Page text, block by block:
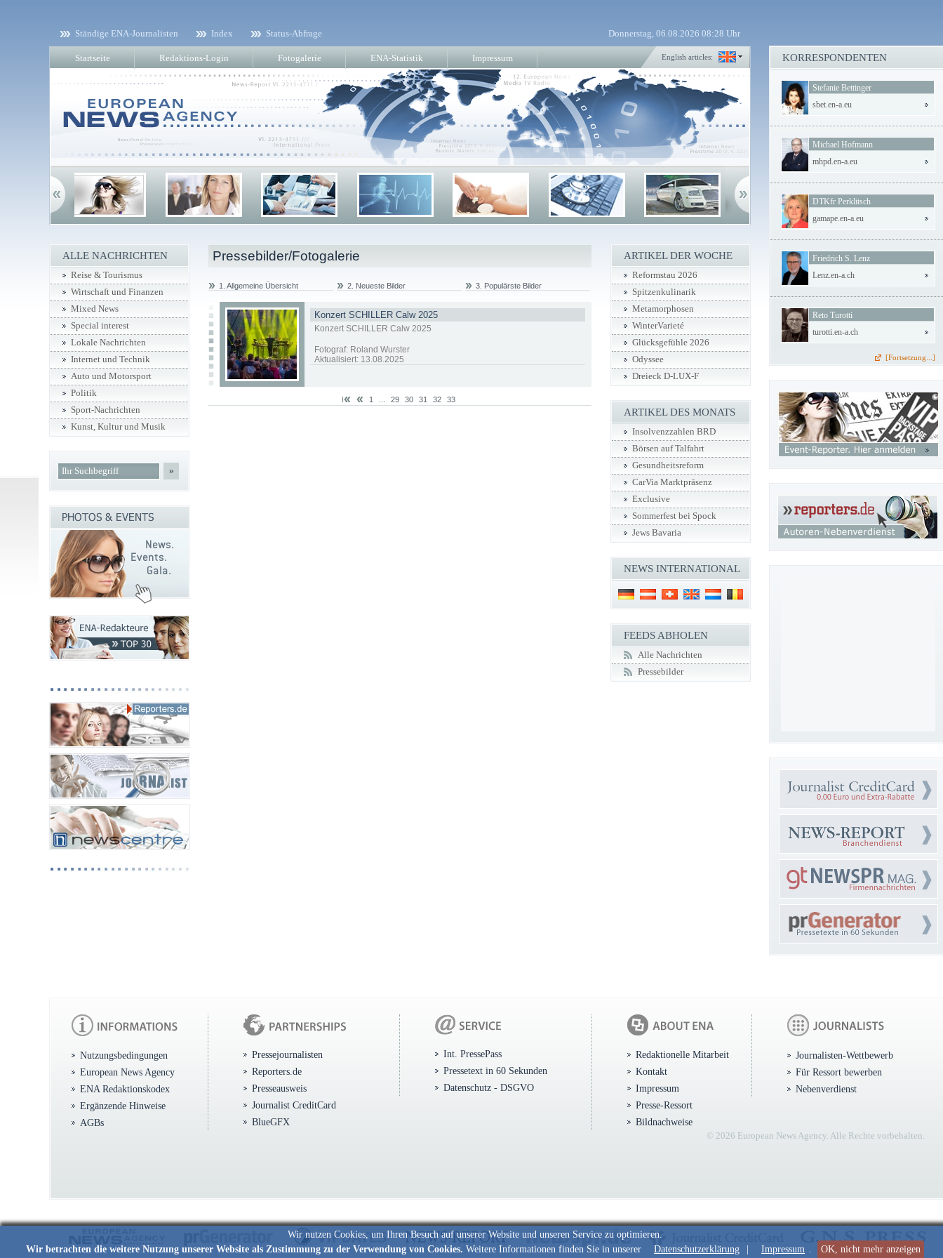
Wir nutzen Cookies, um Ihren Besuch auf unserer Website und unseren Service zu optimieren.
Wir betrachten die weitere Nutzung unserer Website als Zustimmung zu der Verwendung von Cookies. Weitere Informationen finden Sie in unserer Datenschutzerklärung Impressum . OK, nicht mehr anzeigen
Ständige ENA-Journalisten Index Status-Abfrage Donnerstag, 06.08.2026 08:28 Uhr
Startseite Redaktions-Login Fotogalerie ENA-Statistik Impressum English articles:
Pressebilder/Fotogalerie
1. Allgemeine Übersicht 2. Neueste Bilder 3. Populärste Bilder
Konzert SCHILLER Calw 2025
Konzert SCHILLER Calw 2025
Fotograf: Roland Wurster
Aktualisiert: 13.08.2025
1 29 30 31 32 33
ALLE NACHRICHTEN
Reise & Tourismus
Wirtschaft und Finanzen
Mixed News
Special interest
Lokale Nachrichten
Internet und Technik
Auto und Motorsport
Politik
Sport-Nachrichten
Kunst, Kultur und Musik
»
ARTIKEL DER WOCHE
Reformstau 2026
Spitzenkulinarik
Metamorphosen
WinterVarieté
Glücksgefühle 2026
Odyssee
Dreieck D-LUX-F
ARTIKEL DES MONATS
Insolvenzzahlen BRD
Börsen auf Talfahrt
Gesundheitsreform
CarVia Marktpräsenz
Exclusive
Sommerfest bei Spock
Jews Bavaria
NEWS INTERNATIONAL
FEEDS ABHOLEN
Alle Nachrichten
Pressebilder
KORRESPONDENTEN
Stefanie Bettinger
sbet.en-a.eu
Michael Hofmann
mhpd.en-a.eu
DTKfr Perklitsch
gamape.en-a.eu
Friedrich S. Lenz
Lenz.en-a.ch
Reto Turotti
turotti.en-a.ch
[Fortsetzung...]
Nutzungsbedingungen
European News Agency
ENA Redaktionskodex
Ergänzende Hinweise
AGBs
Pressejournalisten
Reporters.de
Presseausweis
Journalist CreditCard
BlueGFX
Int. PressePass
Pressetext in 60 Sekunden
Datenschutz - DSGVO
Redaktionelle Mitarbeit
Kontakt
Impressum
Presse-Ressort
Bildnachweise
Journalisten-Wettbewerb
Für Ressort bewerben
Nebenverdienst
© 2026 European News Agency. Alle Rechte vorbehalten.